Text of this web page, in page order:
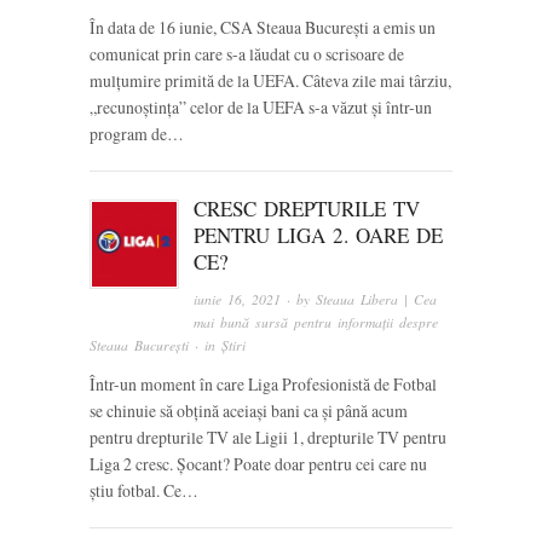
În data de 16 iunie, CSA Steaua București a emis un
comunicat prin care s-a lăudat cu o scrisoare de
mulțumire primită de la UEFA. Câteva zile mai târziu,
„recunoștința” celor de la UEFA s-a văzut și într-un
program de…
CRESC DREPTURILE TV
PENTRU LIGA 2. OARE DE
CE?
iunie 16, 2021 · bySteaua Libera | Cea
mai bună sursă pentru informații despre
Steaua București · in Știri
Într-un moment în care Liga Profesionistă de Fotbal
se chinuie să obțină aceiași bani ca și până acum
pentru drepturile TV ale Ligii 1, drepturile TV pentru
Liga 2 cresc. Șocant? Poate doar pentru cei care nu
știu fotbal. Ce…